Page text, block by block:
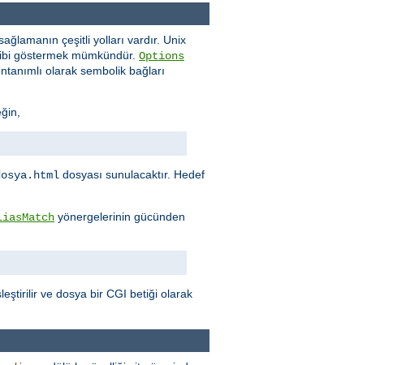
çeşitli yolları vardır. Unix
göstermek mümkündür. Options
olarak sembolik bağları
dosyası sunulacaktır. Hedef
yönergelerinin gücünden
ve dosya bir CGI betiği olarak